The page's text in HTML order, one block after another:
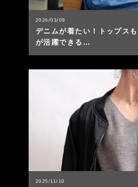
2026/03/09
デニムが着たい！トップス
が活躍できる…
2025/11/10